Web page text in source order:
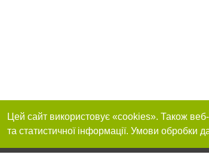
Цей сайт використовує «cookies». Також веб-
та статистичної інформації. Умови обробки